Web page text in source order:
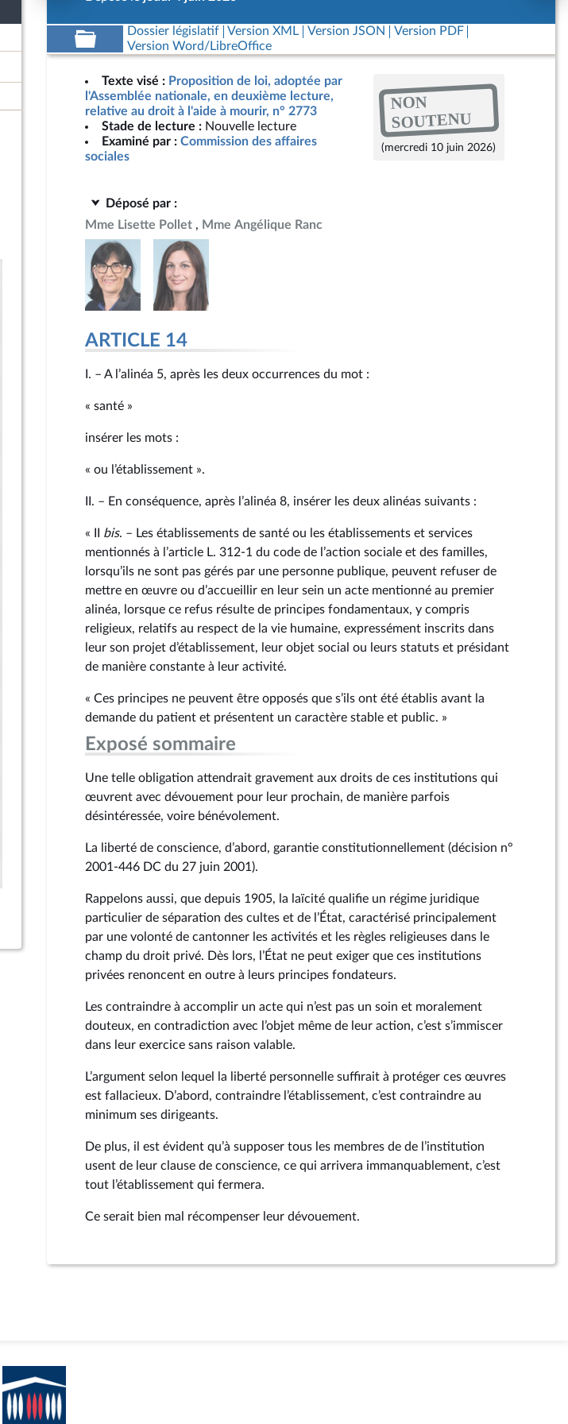
Dossier législatif Version XML Version JSON
Version PDF
Version Word/LibreOffice
Texte visé : Proposition de loi, adoptée par
l'Assemblée nationale, en deuxième lecture,
relative au droit à l'aide à mourir, n° 2773
Stade de lecture : Nouvelle lecture
Examiné par : Commission des affaires
sociales
NON
SOUTENU
(mercredi 10 juin 2026)
Déposé par :
Mme Lisette Pollet
Mme Angélique Ranc
ARTICLE 14
I. – A l’alinéa 5, après les deux occurrences du mot :
« santé »
insérer les mots :
« ou l’établissement ».
II. – En conséquence, après l’alinéa 8, insérer les deux alinéas suivants :
« II bis. – Les établissements de santé ou les établissements et services
mentionnés à l’article L. 312‑1 du code de l’action sociale et des familles,
lorsqu’ils ne sont pas gérés par une personne publique, peuvent refuser de
mettre en œuvre ou d’accueillir en leur sein un acte mentionné au premier
alinéa, lorsque ce refus résulte de principes fondamentaux, y compris
religieux, relatifs au respect de la vie humaine, expressément inscrits dans
leur son projet d’établissement, leur objet social ou leurs statuts et présidant
de manière constante à leur activité.
« Ces principes ne peuvent être opposés que s’ils ont été établis avant la
demande du patient et présentent un caractère stable et public. »
Exposé sommaire
Une telle obligation attendrait gravement aux droits de ces institutions qui
œuvrent avec dévouement pour leur prochain, de manière parfois
désintéressée, voire bénévolement.
La liberté de conscience, d’abord, garantie constitutionnellement (décision n°
2001-446 DC du 27 juin 2001).
Rappelons aussi, que depuis 1905, la laïcité qualifie un régime juridique
particulier de séparation des cultes et de l’État, caractérisé principalement
par une volonté de cantonner les activités et les règles religieuses dans le
champ du droit privé. Dès lors, l’État ne peut exiger que ces institutions
privées renoncent en outre à leurs principes fondateurs.
Les contraindre à accomplir un acte qui n’est pas un soin et moralement
douteux, en contradiction avec l’objet même de leur action, c’est s’immiscer
dans leur exercice sans raison valable.
L’argument selon lequel la liberté personnelle suffirait à protéger ces œuvres
est fallacieux. D’abord, contraindre l’établissement, c’est contraindre au
minimum ses dirigeants.
De plus, il est évident qu’à supposer tous les membres de de l’institution
usent de leur clause de conscience, ce qui arrivera immanquablement, c’est
tout l’établissement qui fermera.
Ce serait bien mal récompenser leur dévouement.